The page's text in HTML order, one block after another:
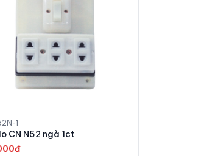
1
CN N52 ngà 1ct